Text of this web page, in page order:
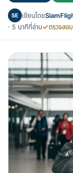
SE เขียนโดย
· 5 นาทีที่อ่าน
ตรวจสอ